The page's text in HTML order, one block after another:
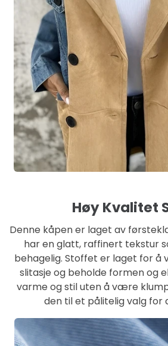
Høy Kvalitet
Denne kåpen er laget av
har en glatt, raffinert tekstur
behagelig. Stoffet er laget for å
slitasje og beholde formen og
varme og stil uten å være
den til et pålitelig valg for